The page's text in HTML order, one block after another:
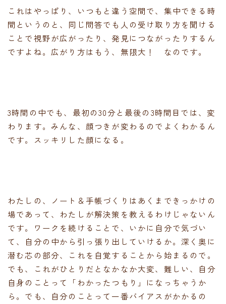
これはやっぱり、いつもと違う空間で、集中できる時
間というのと、同じ問答でも人の受け取り方を聞ける
ことで視野が広がったり、発見につながったりするん
ですよね。広がり方はもう、無限大！ なのです。
3時間の中でも、最初の30分と最後の3時間目では、変
わります。みんな、顔つきが変わるのでよくわかるん
です。スッキリした顔になる。
わたしの、ノート＆手帳づくりはあくまできっかけの
場であって、わたしが解決策を教えるわけじゃないん
です。ワークを続けることで、いかに自分で気づい
て、自分の中から引っ張り出していけるか。深く奥に
潜む芯の部分、これを自覚することから始まるので。
でも、これがひとりだとなかなか大変、難しい、自分
自身のことって「わかったつもり」になっちゃうか
ら。でも、自分のことって一番バイアスがかかるの